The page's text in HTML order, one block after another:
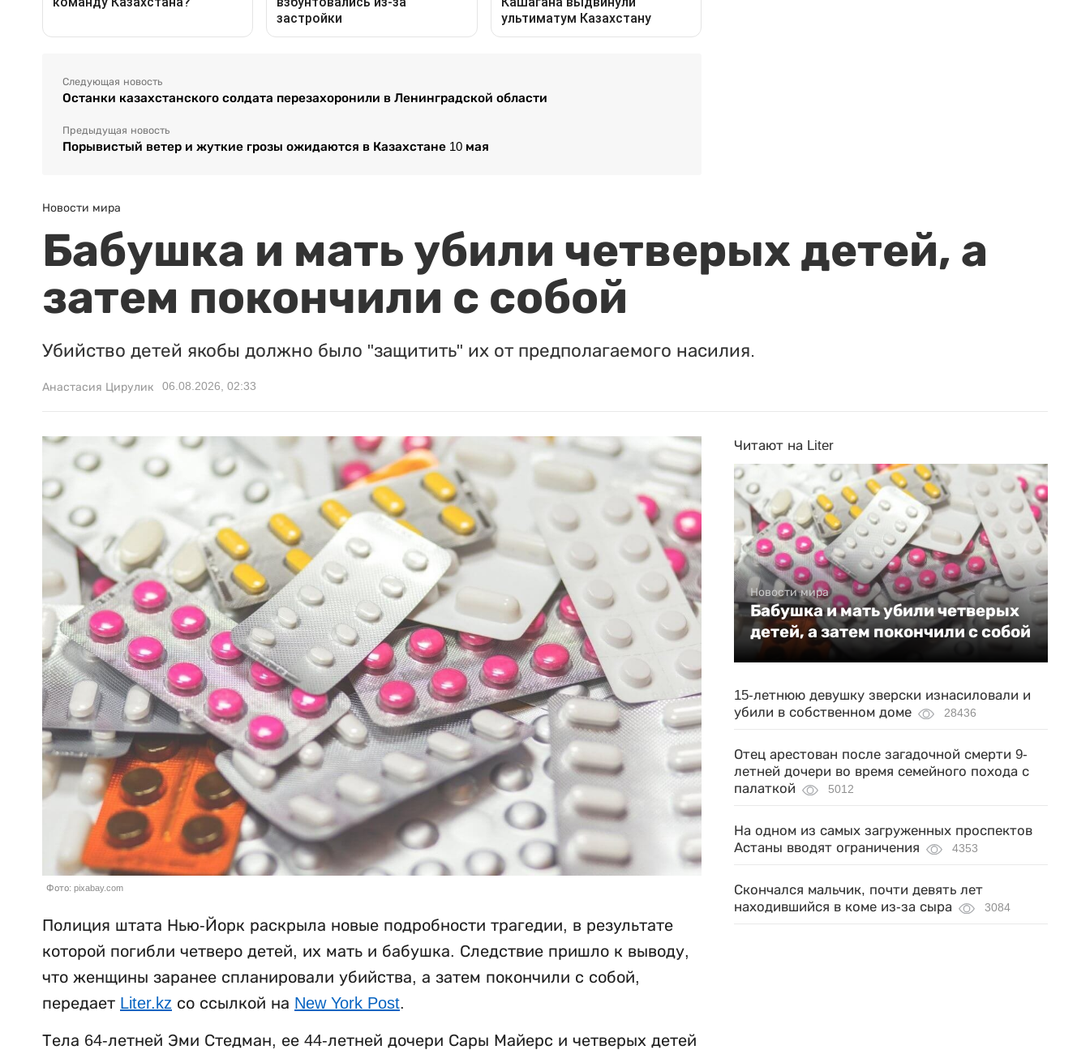
Следующая новость
Останки казахстанского солдата перезахоронили в Ленинградской области
Предыдущая новость
Порывистый ветер и жуткие грозы ожидаются в Казахстане 10 мая
Новости мира
Бабушка и мать убили четверых детей, а
затем покончили с собой
Убийство детей якобы должно было "защитить" их от предполагаемого насилия.
Анастасия Цирулик 06.08.2026, 02:33
Фото: pixabay.com
Полиция штата Нью-Йорк раскрыла новые подробности трагедии, в результате
которой погибли четверо детей, их мать и бабушка. Следствие пришло к выводу,
что женщины заранее спланировали убийства, а затем покончили с собой,
передает Liter.kz со ссылкой на New York Post.
Тела 64-летней Эми Стедман, ее 44-летней дочери Сары Майерс и четверых детей
Читают на Liter
Новости мира
Бабушка и мать убили четверых
детей, а затем покончили с собой
15-летнюю девушку зверски изнасиловали и
убили в собственном доме
28436
Отец арестован после загадочной смерти 9-
летней дочери во время семейного похода с
палаткой
5012
На одном из самых загруженных проспектов
Астаны вводят ограничения
4353
Скончался мальчик, почти девять лет
находившийся в коме из-за сыра
3084